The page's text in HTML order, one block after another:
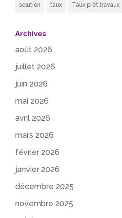
solution taux Taux prêt travaux
Archives
août 2026
juillet 2026
juin 2026
mai 2026
avril 2026
mars 2026
février 2026
janvier 2026
décembre 2025
novembre 2025